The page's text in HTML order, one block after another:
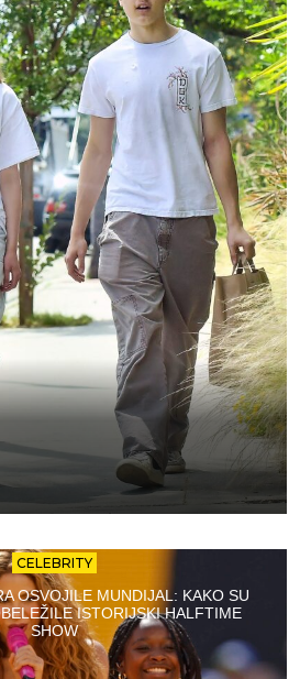
CELEBRITY
OSVOJILE MUNDIJAL: KAKO SU
ISTORIJSKI HALFTIME
SHOW